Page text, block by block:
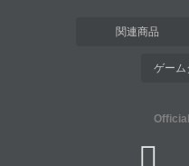
関連商品
ゲーム